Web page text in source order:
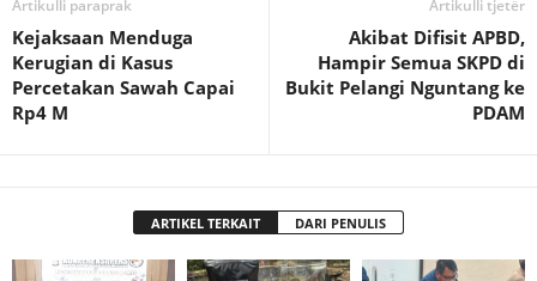
Artikulli paraprak
Kejaksaan Menduga
Kerugian di Kasus
Percetakan Sawah Capai
Rp4 M
Artikulli tjetër
Akibat Difisit APBD,
Hampir Semua SKPD di
Bukit Pelangi Nguntang ke
PDAM
ARTIKEL TERKAIT DARI PENULIS